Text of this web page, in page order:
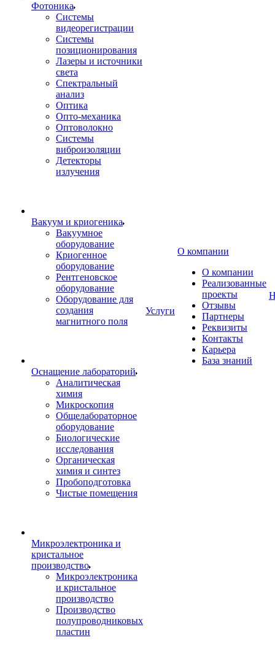
Фотоника
Cистемы
видеорегистрации
Системы
позиционирования
Лазеры и источники
света
Спектральный
анализ
Оптика
Опто-механика
Оптоволокно
Системы
виброизоляции
Детекторы
излучения
Вакуум и криогеника
Вакуумное
оборудование
Криогенное
оборудование
Рентгеновское
оборудование
Оборудование для
создания
магнитного поля
Оснащение лабораторий
Аналитическая
химия
Микроскопия
Общелабораторное
оборудование
Биологические
исследования
Органическая
химия и синтез
Пробоподготовка
Чистые помещения
Микроэлектроника и
кристальное
производство
Микроэлектроника
и кристальное
производство
Производство
полупроводниковых
пластин
Услуги
О компании
О компании
Реализованные
проекты
Отзывы
Партнеры
Реквизиты
Контакты
Карьера
База знаний